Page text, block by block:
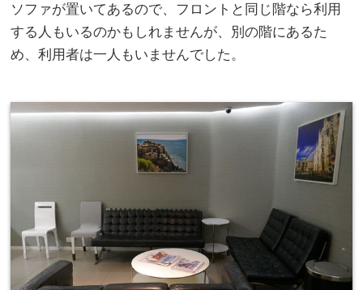
ソファが置いてあるので、フロントと同じ階なら利用
する人もいるのかもしれませんが、別の階にあるた
め、利用者は一人もいませんでした。